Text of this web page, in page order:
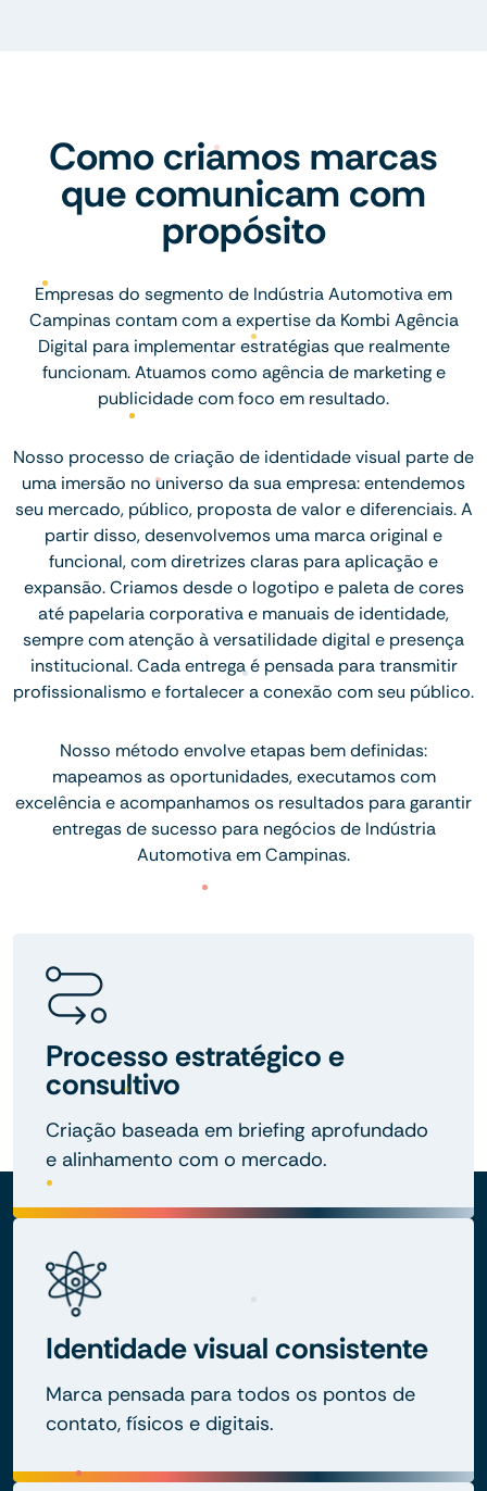
Como criamos marcas
que comunicam com
propósito
Empresas do segmento de Indústria Automotiva em
Campinas contam com a expertise da Kombi Agência
Digital para implementar estratégias que realmente
funcionam. Atuamos como agência de marketing e
publicidade com foco em resultado.
Nosso processo de criação de identidade visual parte de
uma imersão no universo da sua empresa: entendemos
seu mercado, público, proposta de valor e diferenciais. A
partir disso, desenvolvemos uma marca original e
funcional, com diretrizes claras para aplicação e
expansão. Criamos desde o logotipo e paleta de cores
até papelaria corporativa e manuais de identidade,
sempre com atenção à versatilidade digital e presença
institucional. Cada entrega é pensada para transmitir
profissionalismo e fortalecer a conexão com seu público.
Nosso método envolve etapas bem definidas:
mapeamos as oportunidades, executamos com
excelência e acompanhamos os resultados para garantir
entregas de sucesso para negócios de Indústria
Automotiva em Campinas.
Processo estratégico e
consultivo
Criação baseada em briefing aprofundado
e alinhamento com o mercado.
Identidade visual consistente
Marca pensada para todos os pontos de
contato, físicos e digitais.